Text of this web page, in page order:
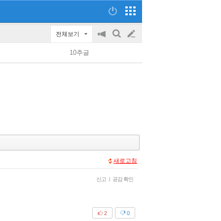
전체보기
공
on/off
검
글
쓰
10추글
새로고침
신고 | 공감 확인
0
2